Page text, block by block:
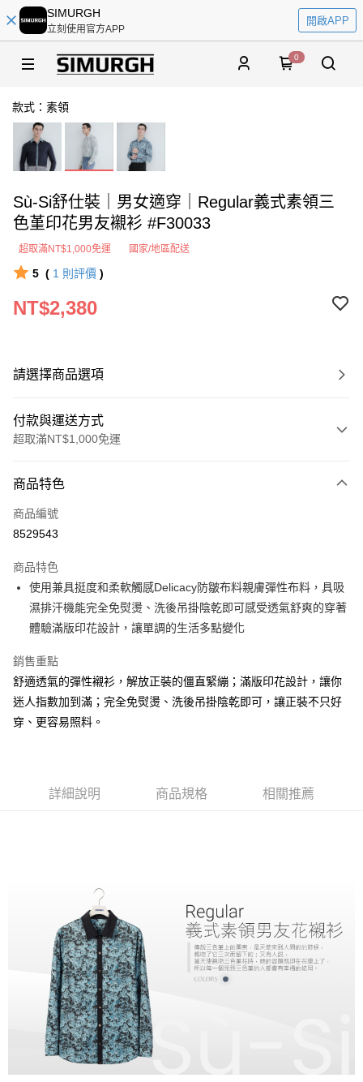
SIMURGH
立刻使用官方APP
開啟APP
0
款式：素領
Sù-Si舒仕裝｜男女適穿｜Regular義式素領三
色堇印花男友襯衫 #F30033
超取滿NT$1,000免運 國家/地區配送
5 ( 1 則評價 )
NT$2,380
請選擇商品選項
付款與運送方式
超取滿NT$1,000免運
信用卡一次付款
超商取貨付款
Apple Pay
悠遊付
ATM付款
付款後全家取貨
每筆NT$60，滿NT$1,000(含以上)免運費
每筆NT$120，滿NT$1,000(含以上)免運費
離島宅配
每筆NT$120，滿NT$1,000(含以上)免運費
國家/地區配送
商品特色
商品編號
8529543
商品特色
使用兼具挺度和柔軟觸感Delicacy防皺布料親膚彈性布料，具吸
濕排汗機能完全免熨燙、洗後吊掛陰乾即可感受透氣舒爽的穿著
體驗滿版印花設計，讓單調的生活多點變化
銷售重點
舒適透氣的彈性襯衫，解放正裝的僵直緊繃；滿版印花設計，讓你
迷人指數加到滿；完全免熨燙、洗後吊掛陰乾即可，讓正裝不只好
穿、更容易照料。
詳細說明 商品規格 相關推薦